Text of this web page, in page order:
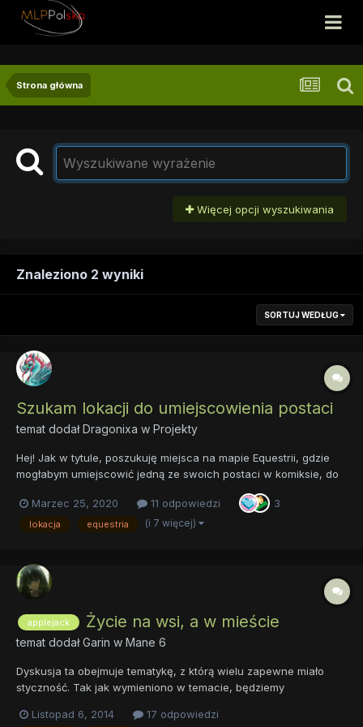
Strona główna
Więcej opcji wyszukiwania
Znaleziono 2 wyniki
SORTUJ WEDŁUG
Szukam lokacji do umiejscowienia postaci
temat dodałDragonixa w Projekty
Hej! Jak w tytule, poszukuję miejsca na mapie Equestrii, gdzie
mogłabym umiejscowić jedną ze swoich postaci w komiksie, do
postaci mam osadzone co prawda, ale potrzebuję też pomocy
fandomu odnośnie historii Equestrii....
Marzec 25, 2020 11 odpowiedzi 3
lokacja equestria (i 7 więcej)
applejack Życie na wsi, a w mieście
temat dodałGarin w Mane 6
Dyskusja ta obejmuje tematykę, z którą wielu zapewne miało
styczność. Tak jak wymieniono w temacie, będziemy
Zapraszam!
Listopad 6, 2014 17 odpowiedzi